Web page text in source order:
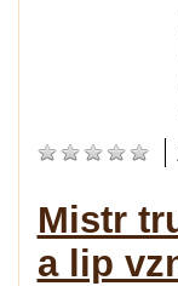
Mistr
a lip